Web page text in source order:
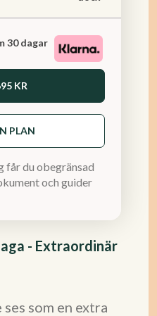
- Extraordinär
som en extra
30 dagar
KR
PLAN
får du obegränsad
och guider